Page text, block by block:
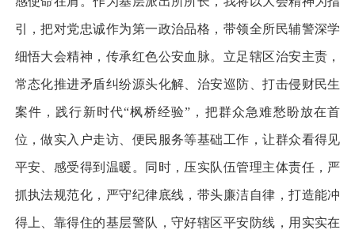
引，把对党忠诚作为第一政治品格，带领全所民辅警深学
细悟大会精神，传承红色公安血脉。立足辖区治安主责，
常态化推进矛盾纠纷源头化解、治安巡防、打击侵财民生
案件，践行新时代“枫桥经验”，把群众急难愁盼放在首
位，做实入户走访、便民服务等基础工作，让群众看得见
平安、感受得到温暖。同时，压实队伍管理主体责任，严
抓执法规范化，严守纪律底线，带头廉洁自律，打造能冲
得上、靠得住的基层警队，守好辖区平安防线，用实实在